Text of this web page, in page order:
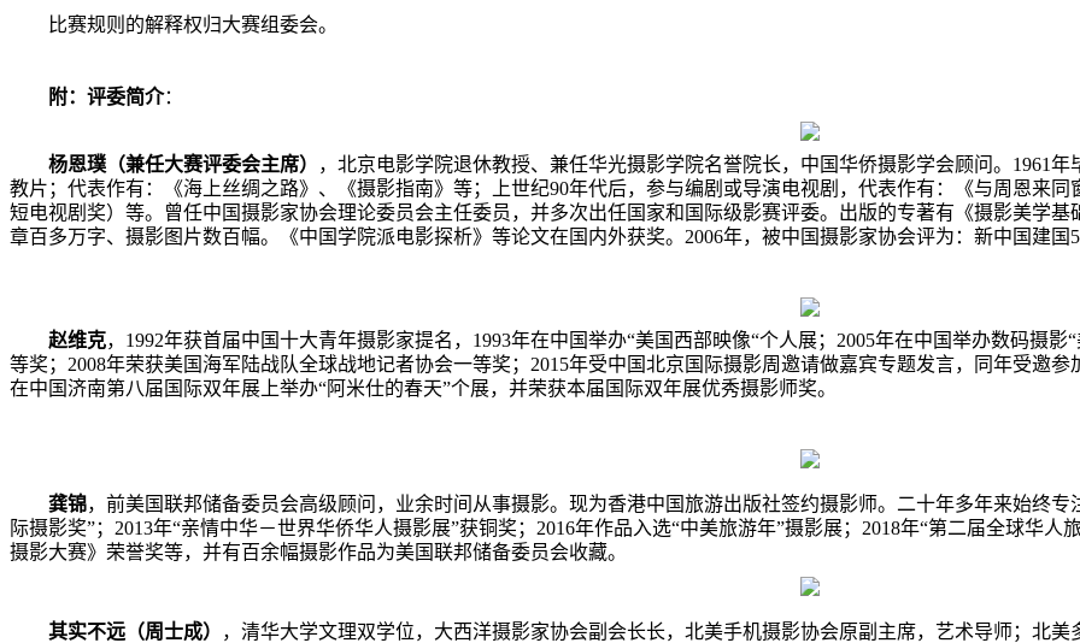
比赛规则的解释权归大赛组委会。
附：评委简介：
杨恩璞（兼任大赛评委会主席） ，北京电影学院退休教授、兼任华光摄影学院名誉院长，中国华侨摄影学会顾问。 1961年
教片；代表作有：《海上丝绸之路》、《摄影指南》等；上世纪90年代后，参与编剧或导演电视剧，代表作有：《与周恩来
短电视剧奖）等。曾任中国摄影家协会理论委员会主任委员，并多次出任国家和国际级影赛评委。出版的专著有《摄影美学
章百多万字、摄影图片数百幅。《中国学院派电影探析》等论文在国内外获奖。 2006年，被中国摄影家协会评为：新中国建国
赵维克， 1992年获首届中国十大青年摄影家提名， 1993年在中国举办“美国西部映像“个人展； 2005年在中国举办数码摄影
等奖； 2008年荣获美国海军陆战队全球战地记者协会一等奖； 2015年受中国北京国际摄影周邀请做嘉宾专题发言，同年受邀
在中国济南第八届国际双年展上举办“阿米仕的春天”个展，并荣获本届国际双年展优秀摄影师奖。
龚锦，前美国联邦储备委员会高级顾问，业余时间从事摄影。现为香港中国旅游出版社签约摄影师。二十年多年来始终专
际摄影奖”； 2013年“亲情中华－世界华侨华人摄影展”获铜奖； 2016年作品入选“中美旅游年”摄影展； 2018年“第二届全球华人
摄影大赛》荣誉奖等，并有百余幅摄影作品为美国联邦储备委员会收藏。
其实不远（周士成）
，清华大学文理双学位，大西洋摄影家协会副会长长，北美手机摄影协会原副主席，艺术导师；北